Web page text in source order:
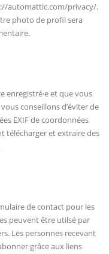
automattic.com/privacy/.
photo de profil sera
enregistré·e et que vous
conseillons d’éviter de
EXIF de coordonnées
télécharger et extraire des
de contact pour les
peuvent être utilsé par
Les personnes recevant
grâce aux liens